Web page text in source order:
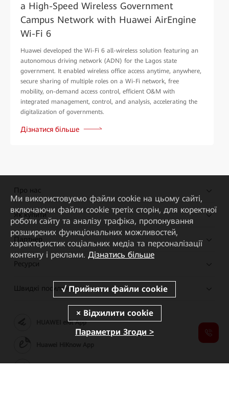
a High-Speed Wireless Government
Campus Network with Huawei AirEngine
Wi-Fi 6
Huawei developed the Wi-Fi 6 all-wireless solution featuring an
autonomous driving network (ADN) for the Lagos state
government. It enabled wireless office access anytime, anywhere,
secure sharing of multiple roles on a Wi-Fi network, free
mobility, on-demand access control, efficient O&M with
integrated management, control, and analysis, accelerating the
digitalization of governments.
Дізнатися більше
Про нас
Як купити
Партнер
Ресурси
Швидкі посилання
HUAWEI eKit App
Ми використовуємо файли cookie на цьому сайті,
включаючи файли cookie третіх сторін, для коректної
роботи сайту та аналізу трафіка, пропонування
розширених функціональних можливостей,
характеристик соціальних медіа та персоналізації
контенту і реклами. Дізнатись більше
Параметри Згоди >